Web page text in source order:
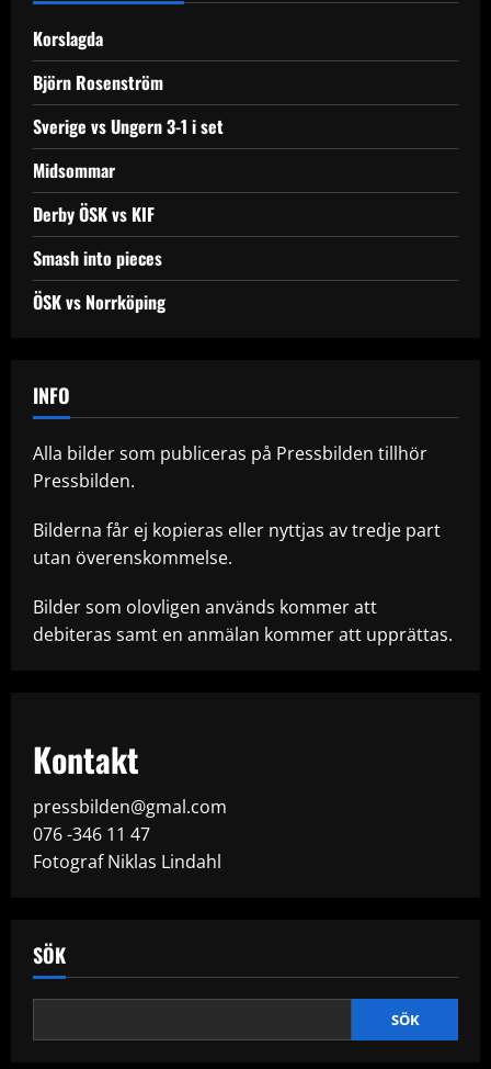
Korslagda
Björn Rosenström
Sverige vs Ungern 3-1 i set
Midsommar
Derby ÖSK vs KIF
Smash into pieces
ÖSK vs Norrköping
INFO
Alla bilder som publiceras på Pressbilden tillhör
Pressbilden.
Bilderna får ej kopieras eller nyttjas av tredje part
utan överenskommelse.
Bilder som olovligen används kommer att
debiteras samt en anmälan kommer att upprättas.
Kontakt
pressbilden@gmal.com
076 -346 11 47
Fotograf Niklas Lindahl
SÖK
SÖK